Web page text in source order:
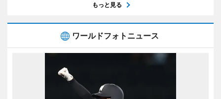
もっと見る
ワールドフォトニュース